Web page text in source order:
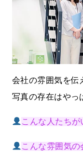
会社の雰囲気を伝
写真の存在はやっ
こんな人たちが
こんな雰囲気の